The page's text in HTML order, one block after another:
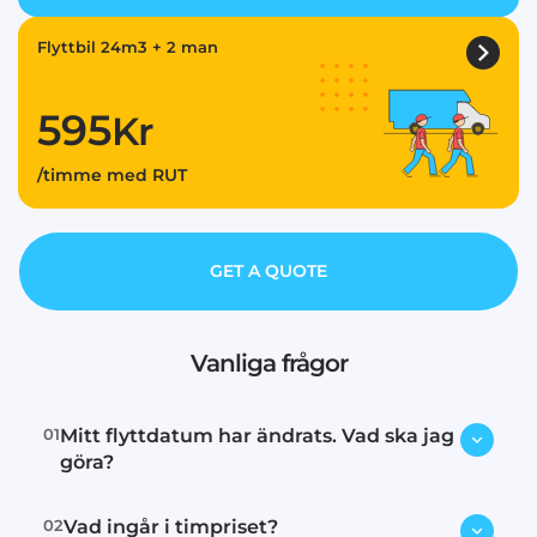
Flyttbil 24m3 + 2 man
595Kr
/timme med RUT
GET A QUOTE
Vanliga frågor
01Mitt flyttdatum har ändrats. Vad ska jag
göra?
02Vad ingår i timpriset?